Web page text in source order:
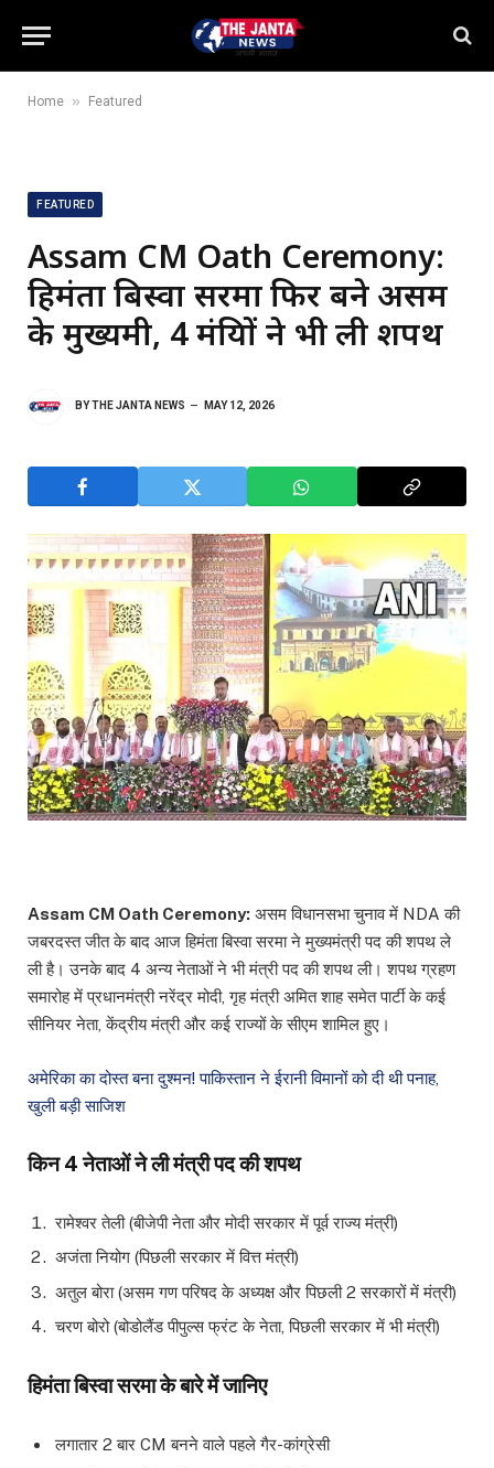
Home » Featured
FEATURED
Assam CM Oath Ceremony:
हिमंता बिस्वा सरमा फिर बने असम
के मुख्यमंत्री, 4 मंत्रियों ने भी ली शपथ
BYTHE JANTA NEWS MAY 12, 2026
Assam CM Oath Ceremony: असम विधानसभा चुनाव में NDA की
जबरदस्त जीत के बाद आज हिमंता बिस्वा सरमा ने मुख्यमंत्री पद की शपथ ले
ली है। उनके बाद 4 अन्य नेताओं ने भी मंत्री पद की शपथ ली। शपथ ग्रहण
समारोह में प्रधानमंत्री नरेंद्र मोदी, गृह मंत्री अमित शाह समेत पार्टी के कई
सीनियर नेता, केंद्रीय मंत्री और कई राज्यों के सीएम शामिल हुए।
अमेरिका का दोस्त बना दुश्मन! पाकिस्तान ने ईरानी विमानों को दी थी पनाह,
खुली बड़ी साजिश
किन 4 नेताओं ने ली मंत्री पद की शपथ
रामेश्वर तेली (बीजेपी नेता और मोदी सरकार में पूर्व राज्य मंत्री)
अजंता नियोग (पिछली सरकार में वित्त मंत्री)
अतुल बोरा (असम गण परिषद के अध्यक्ष और पिछली 2 सरकारों में मंत्री)
चरण बोरो (बोडोलैंड पीपुल्स फ्रंट के नेता, पिछली सरकार में भी मंत्री)
हिमंता बिस्वा सरमा के बारे में जानिए
लगातार 2 बार CM बनने वाले पहले गैर-कांग्रेसी